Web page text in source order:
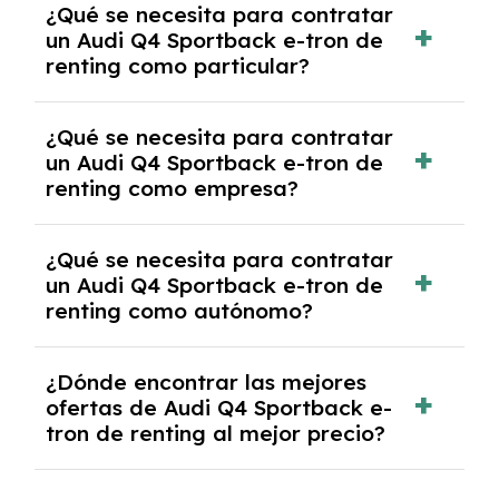
pero puede haber penalizaciones por
cancelación anticipada. Es importante revisar
las condiciones del contrato y hablar con un
experto que te asesore.
¿Qué se necesita para contratar
un Audi Q4 Sportback e-tron de
renting como particular?
y, en algunos casos, una consulta de solvencia
crediticia y un pago inicial.
¿Qué se necesita para contratar
un Audi Q4 Sportback e-tron de
renting como empresa?
documentación financiera y, en algunos
casos, un informe de solvencia de la empresa
y un pago inicial.
¿Qué se necesita para contratar
un Audi Q4 Sportback e-tron de
renting como autónomo?
autónomos, justificante de ingresos y, en
algunos casos, un informe fiscal y un pago
inicial.
¿Dónde encontrar las mejores
ofertas de Audi Q4 Sportback e-
tron de renting al mejor precio?